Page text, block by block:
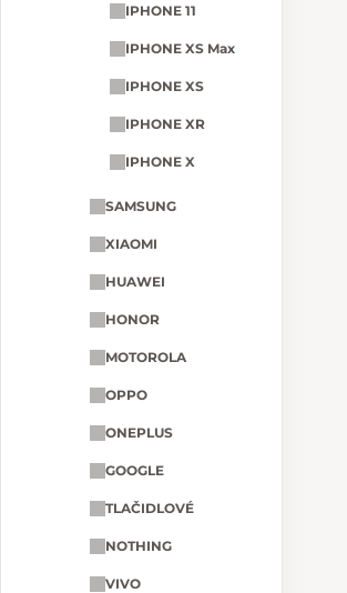
IPHONE 11
IPHONE XS Max
IPHONE XS
IPHONE XR
IPHONE X
SAMSUNG
XIAOMI
HUAWEI
HONOR
MOTOROLA
OPPO
ONEPLUS
GOOGLE
TLAČIDLOVÉ
NOTHING
VIVO